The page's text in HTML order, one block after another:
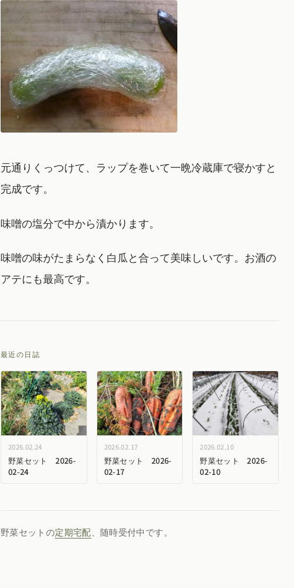
元通りくっつけて、ラップを巻いて一晩冷蔵庫で寝かすと
完成です。
味噌の塩分で中から漬かります。
味噌の味がたまらなく白瓜と合って美味しいです。お酒の
アテにも最高です。
最近の日誌
2026.02.24
野菜セット 2026-
02-24
2026.02.17
野菜セット 2026-
02-17
2026.02.10
野菜セット 2026-
02-10
野菜セットの定期宅配 、随時受付中です。